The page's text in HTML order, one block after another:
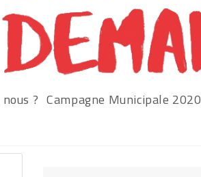
? Campagne Municipale 2020